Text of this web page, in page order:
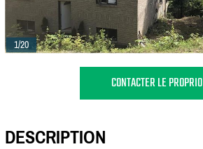
1/20
CONTACTER LE PROPRIO
DESCRIPTION